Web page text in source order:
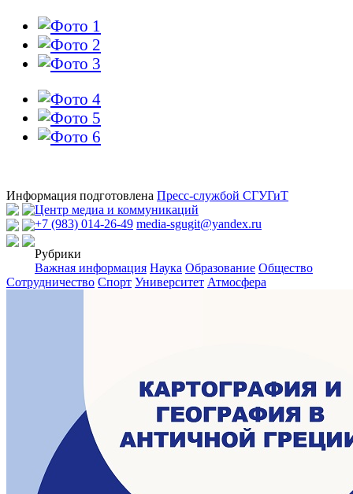
Информация подготовлена Пресс-службой СГУГиТ
Центр медиа и коммуникаций
+7 (983) 014-26-49 media-sgugit@yandex.ru
Рубрики
Важная информация Наука Образование Общество
Сотрудничество Спорт Университет Атмосфера